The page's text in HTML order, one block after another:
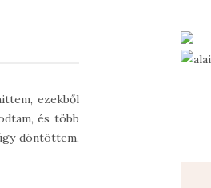
ezekből
és több
döntöttem,